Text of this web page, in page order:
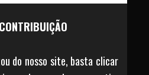
CONTRIBUIÇÃO
do nosso site, basta clicar